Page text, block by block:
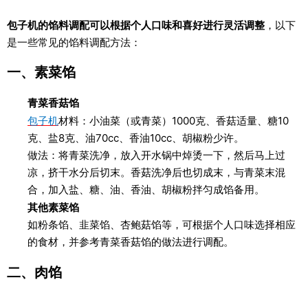
包子机的馅料调配可以根据个人口味和喜好进行灵活调整 ，以下
是一些常见的馅料调配方法：
一、素菜馅
青菜香菇馅
包子机材料：小油菜（或青菜）1000克、香菇适量、糖10
克、盐8克、油70cc、香油10cc、胡椒粉少许。
做法：将青菜洗净，放入开水锅中焯烫一下，然后马上过
凉，挤干水分后切末。香菇洗净后也切成末，与青菜末混
合，加入盐、糖、油、香油、胡椒粉拌匀成馅备用。
其他素菜馅
如粉条馅、韭菜馅、杏鲍菇馅等，可根据个人口味选择相应
的食材，并参考青菜香菇馅的做法进行调配。
二、肉馅